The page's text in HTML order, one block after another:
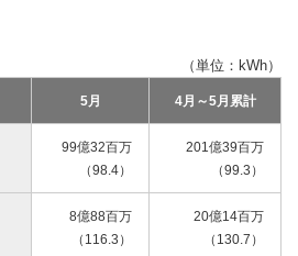
（単位：kWh）
5月 4月～5月累計
99億32百万
（98.4）
201億39百万
（99.3）
8億88百万
（116.3）
20億14百万
（130.7）